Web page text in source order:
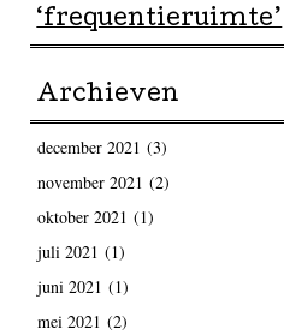
‘frequentieruimte’
Archieven
december 2021 (3)
november 2021 (2)
oktober 2021 (1)
juli 2021 (1)
juni 2021 (1)
mei 2021 (2)